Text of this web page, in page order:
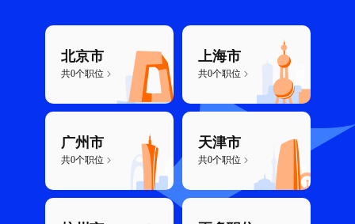
北京市
共0个职位
上海市
共0个职位
广州市
共0个职位
天津市
共0个职位